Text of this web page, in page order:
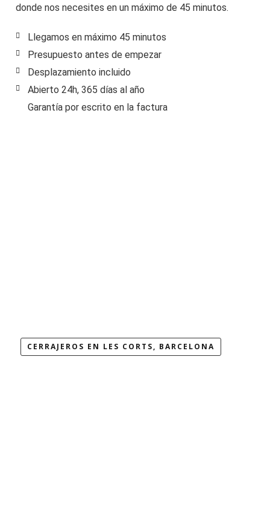
donde nos necesites en un máximo de 45 minutos.
Llegamos en máximo 45 minutos
Presupuesto antes de empezar
Desplazamiento incluido
Abierto 24h, 365 días al año
Garantía por escrito en la factura
CERRAJEROS EN LES CORTS, BARCELONA